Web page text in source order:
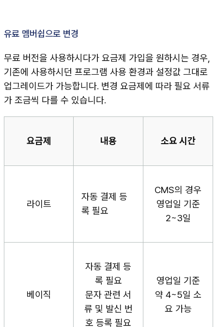
유료 멤버쉽으로 변경
무료 버전을 사용하시다가 요금제 가입을 원하시는 경우,
기존에 사용하시던 프로그램 사용 환경과 설정값 그대로
업그레이드가 가능합니다. 변경 요금제에 따라 필요 서류
가 조금씩 다를 수 있습니다.
요금제 내용 소요 시간
라이트
자동 결제 등
록 필요
CMS의 경우
영업일 기준
2~3일
베이직
자동 결제 등
록 필요
문자 관련 서
류 및 발신 번
호 등록 필요
영업일 기준
약 4~5일 소
요 가능